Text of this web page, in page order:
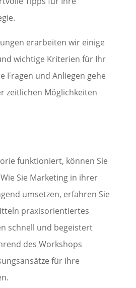
erarbeiten wir einige
wichtige Kriterien für Ihr
Fragen und Anliegen gehe
zeitlichen Möglichkeiten
funktioniert, können Sie
Sie Marketing in ihrer
umsetzen, erfahren Sie
praxisorientiertes
schnell und begeistert
des Workshops
für Ihre